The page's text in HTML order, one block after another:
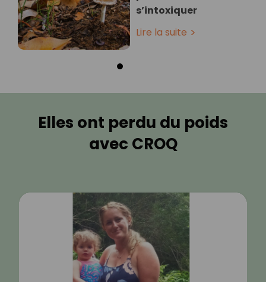
s’intoxiquer
Lire la suite
Elles ont perdu du poids
avec CROQ